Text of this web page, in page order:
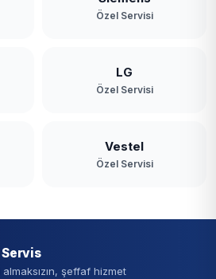
Özel Servisi
LG
Özel Servisi
Vestel
Özel Servisi
Servis
şeffaf hizmet